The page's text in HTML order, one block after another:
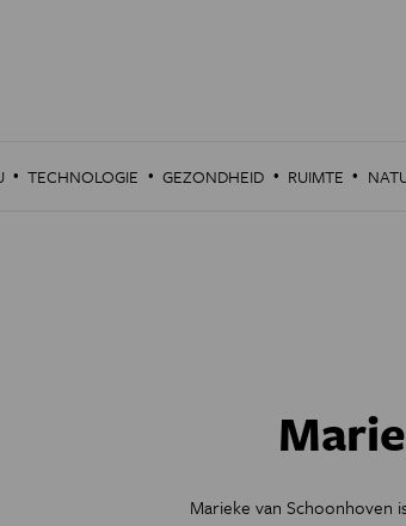
· TECHNOLOGIE · GEZONDHEID · RUIMTE ·
Marieke van Schoonhoven